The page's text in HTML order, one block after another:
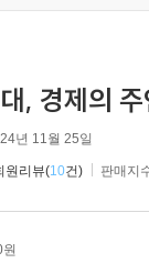
, 경제의
년 11월 25일
원리뷰(10건) 판매지